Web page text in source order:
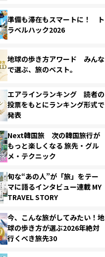
準備も滞在もスマートに！ ト
ラベルハック2026
地球の歩き方アワード みんな
で選ぶ、旅のベスト。
エアラインランキング 読者の
投票をもとにランキング形式で
発表
Next韓国旅 次の韓国旅行が
もっと楽しくなる 旅先・グル
メ・テクニック
旬な“あの人”が「旅」をテー
マに語るインタビュー連載 MY
TRAVEL STORY
今、こんな旅がしてみたい！地
球の歩き方が選ぶ2026年絶対
行くべき旅先30